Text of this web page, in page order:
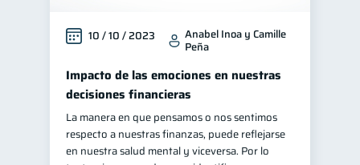
Salud financiera 12
Organización Financiera
Deudas 10
Entidad financiera 8
10 / 10 / 2023 Anabel Inoa y Camille
Peña
Impacto de las emociones en nuestras
decisiones financieras
La manera en que pensamos o nos sentimos
respecto a nuestras finanzas, puede reflejarse
en nuestra salud mental y viceversa. Por lo